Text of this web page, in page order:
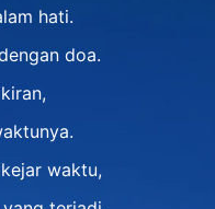
hati.
doa.
waktu,